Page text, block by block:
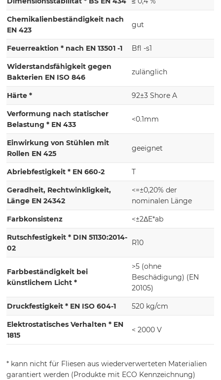
Chemikalienbeständigkeit nach
EN 423
gut
Feuerreaktion * nach EN 13501 -1 Bfl -s1
Widerstandsfähigkeit gegen
Bakterien EN ISO 846
zulänglich
Härte * 92±3 Shore A
Verformung nach statischer
Belastung * EN 433
<0.1mm
Einwirkung von Stühlen mit
Rollen EN 425
geeignet
Abriebfestigkeit * EN 660-2 T
Geradheit, Rechtwinkligkeit,
Länge EN 24342
<=±0,20% der
nominalen Länge
Farbkonsistenz <±2ΔE*ab
Rutschfestigkeit * DIN 51130:2014-
02
R10
Farbbeständigkeit bei
künstlichem Licht *
>5 (ohne
Beschädigung) (EN
20105)
Druckfestigkeit * EN ISO 604-1 520 kg/cm
Elektrostatisches Verhalten * EN
1815
< 2000 V
* kann nicht für Fliesen aus wiederverwerteten Materialien
garantiert werden (Produkte mit ECO Kennzeichnung)